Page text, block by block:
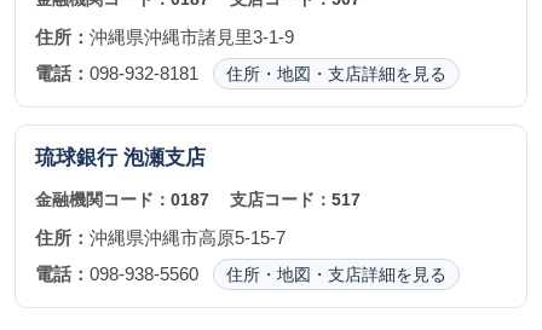
住所： 沖縄県沖縄市諸見里3-1-9
電話： 098-932-8181 住所・地図・支店詳細を見る
琉球銀行 泡瀬支店
金融機関コード： 0187 支店コード：517
住所： 沖縄県沖縄市高原5-15-7
電話： 098-938-5560 住所・地図・支店詳細を見る